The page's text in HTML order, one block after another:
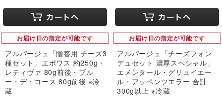
お届け日の指定が可能です
アルパージュ「贈答用 チーズ3
種セット」エポワス 約250g・
レティヴァ 80g前後・ブル
ー・デ・コース 80g前後 ※冷
蔵
お届け日の指定が可能です
アルパージュ「チーズフォン
デュセット 濃厚スペシャル」
エメンタール・グリュイエー
ル・アッペンツエラー 合計
300g以上 ※冷蔵